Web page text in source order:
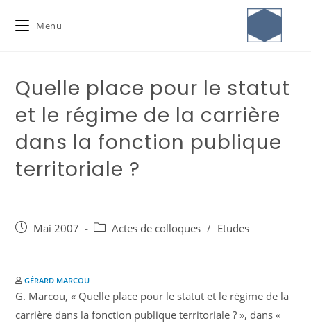
Menu
Quelle place pour le statut
et le régime de la carrière
dans la fonction publique
territoriale ?
Mai 2007 Actes de colloques / Etudes
GÉRARD MARCOU
G. Marcou, « Quelle place pour le statut et le régime de la
carrière dans la fonction publique territoriale ? », dans «